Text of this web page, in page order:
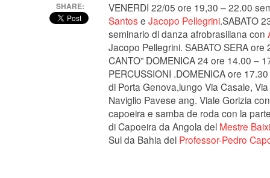
SHARE:
VENERDI 22/05 ore 19,30 – 22.00
Santos e Jacopo Pellegrini.SABATO
seminario di danza afrobrasiliana con
Jacopo Pellegrini. SABATO SERA ore
CANTO” DOMENICA 24 ore 14.00 –
PERCUSSIONI .DOMENICA ore
di Porta Genova,lungo Via Casale,
Naviglio Pavese ang. Viale Gorizia
capoeira e samba de roda con la
di Capoeira da Angola del Mestre
Sul da Bahia del Professor-Pedro